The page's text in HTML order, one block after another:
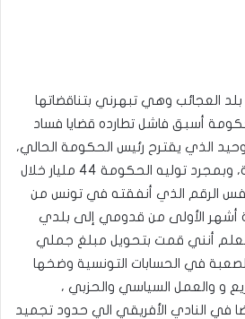
العجائب وهي تبهرني بتناقضاتها
أسبق فاشل تطارده قضايا فساد
الذي يقترح رئيس الحكومة الحالي،
هذا الأخير يغنم من الدولة، وبمجرد توليه الحكومة 44 مليار خلال
نفس الرقم الذي أنفقته في تونس من
أشهر الأولى من قدومي إلى بلدي
2011 ، مع العلم أنني قمت بتحويل مبلغ جملي
الصعبة في الحسابات التونسية وضخها
و والعمل السياسي والحزبي ،
في النادي الأفريقي الي حدود تجميد